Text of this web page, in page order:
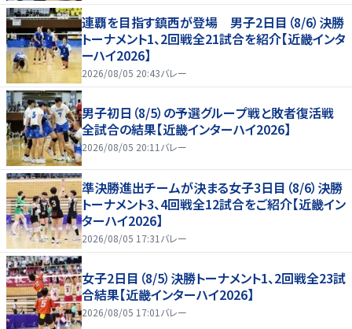
連覇を目指す鎮西が登場 男子2日目（8/6）決勝
トーナメント1、2回戦全21試合を紹介【近畿インタ
ーハイ2026】
2026/08/05 20:43バレー
男子初日（8/5）の予選グループ戦と敗者復活戦
全試合の結果【近畿インターハイ2026】
2026/08/05 20:11 バレー
準決勝進出チームが決まる女子3日目（8/6）決勝
トーナメント3、4回戦全12試合をご紹介【近畿イン
ターハイ2026】
2026/08/05 17:31 バレー
女子2日目（8/5）決勝トーナメント1、2回戦全23試
合結果【近畿インターハイ2026】
2026/08/05 17:01 バレー